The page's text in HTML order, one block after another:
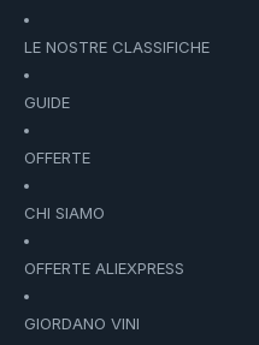
LE NOSTRE CLASSIFICHE
GUIDE
OFFERTE
CHI SIAMO
OFFERTE ALIEXPRESS
GIORDANO VINI